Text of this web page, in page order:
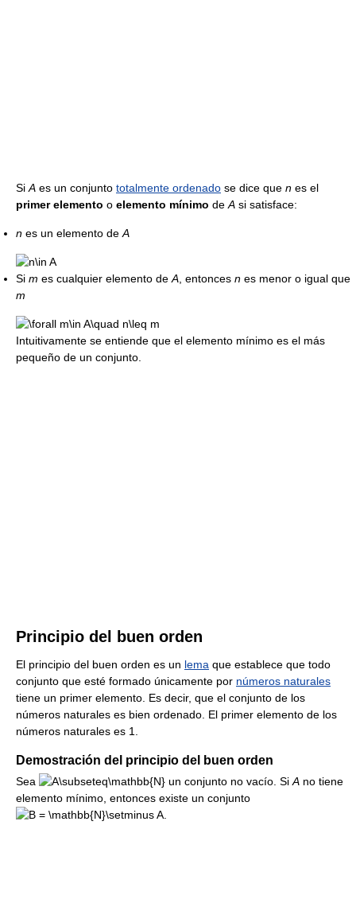
Si A es un conjunto totalmente ordenado se dice que n es el
primer elemento o elemento mínimo de A si satisface:
n es un elemento de A
Si m es cualquier elemento de A , entonces n es menor o igual que
m
Intuitivamente se entiende que el elemento mínimo es el más
pequeño de un conjunto.
Principio del buen orden
El principio del buen orden es un lema que establece que todo
conjunto que esté formado únicamente por números naturales
tiene un primer elemento. Es decir, que el conjunto de los
números naturales es bien ordenado. El primer elemento de los
números naturales es 1
Demostración del principio del buen orden
Sea un conjunto no vacío. Si A no tiene
elemento mínimo, entonces existe un conjunto